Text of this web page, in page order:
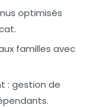
optimisés
familles avec
: gestion de